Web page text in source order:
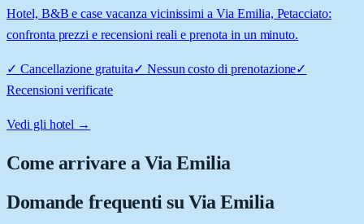
Hotel, B&B e case vacanza vicinissimi a Via Emilia, Petacciato:
confronta prezzi e recensioni reali e prenota in un minuto.
✓ Cancellazione gratuita✓ Nessun costo di prenotazione✓
Recensioni verificate
Vedi gli hotel →
Come arrivare aVia Emilia
Domande frequenti su Via Emilia